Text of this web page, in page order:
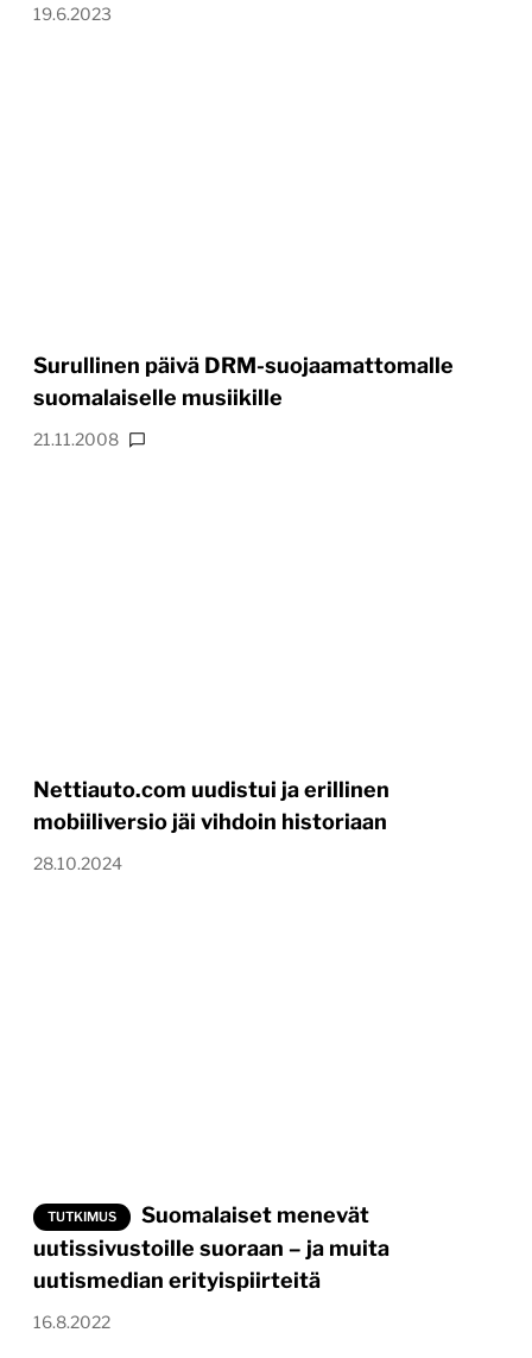
19.6.2023
Surullinen päivä DRM-suojaamattomalle
suomalaiselle musiikille
21.11.2008
Nettiauto.com uudistui ja erillinen
mobiiliversio jäi vihdoin historiaan
28.10.2024
TUTKIMUS
Suomalaiset menevät
uutissivustoille suoraan – ja muita
uutismedian erityispiirteitä
16.8.2022